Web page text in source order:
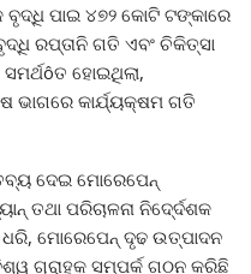
ବୃଦ୍ଧି ପାଇ ୪୭୨ କୋଟି ଟଙ୍କାରେ
ରପ୍ତାନି ଗତି ଏବଂ ଚିକିତ୍ସା
ହୋଇଥିଲା,
ଭାଗରେ କାର୍ଯ୍ୟକ୍ଷମ ଗତି
ଦେଇ ମୋରେପେନ୍
ତଥା ପରିଚାଳନା ନିଦେ୍ର୍ଦଶକ
ଧରି, ମୋରେପେନ୍ ଦୃଢ ଉତ୍ପାଦନ
ଗ୍ରାହକ ସମ୍ପର୍କ ଗଠନ କରିଛି